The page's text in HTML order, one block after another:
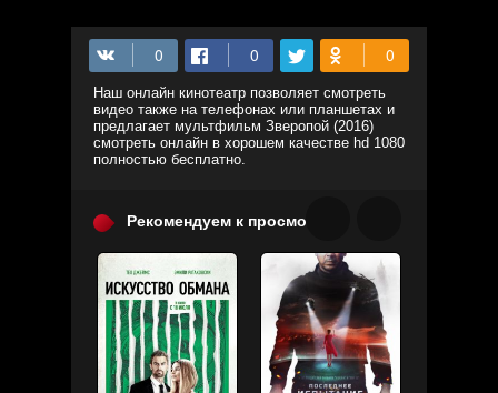
Наш онлайн кинотеатр позволяет смотреть
видео также на телефонах или планшетах и
предлагает мультфильм Зверопой (2016)
смотреть онлайн в хорошем качестве hd 1080
полностью бесплатно.
Рекомендуем к просмотру: